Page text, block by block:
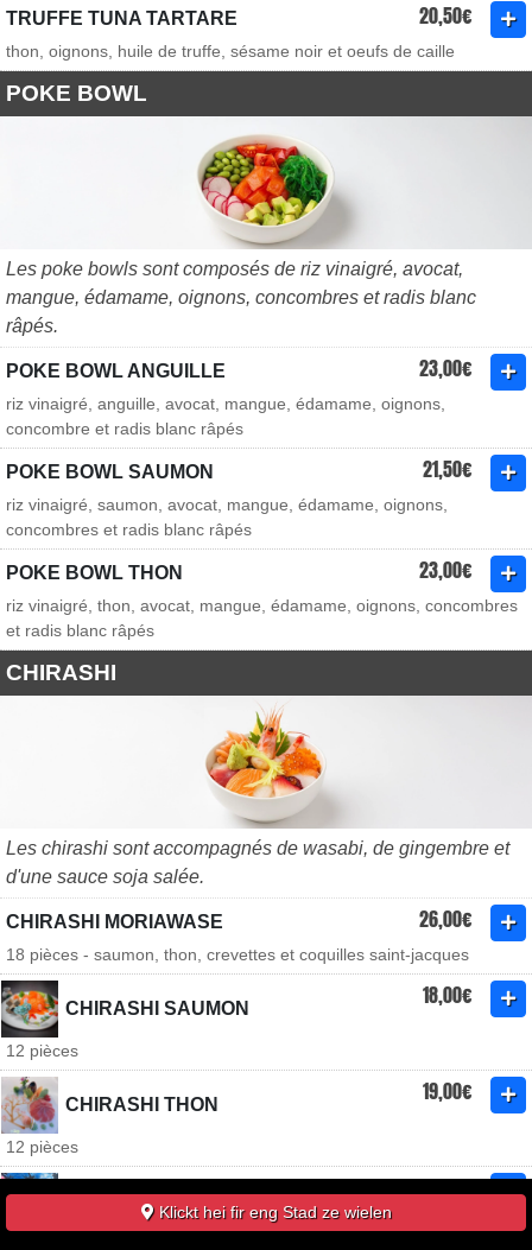
TRUFFE TUNA TARTARE 20,50€
thon, oignons, huile de truffe, sésame noir et oeufs de caille
POKE BOWL
Les poke bowls sont composés de riz vinaigré, avocat,
mangue, édamame, oignons, concombres et radis blanc
râpés.
POKE BOWL ANGUILLE 23,00€
riz vinaigré, anguille, avocat, mangue, édamame, oignons,
concombre et radis blanc râpés
POKE BOWL SAUMON 21,50€
riz vinaigré, saumon, avocat, mangue, édamame, oignons,
concombres et radis blanc râpés
POKE BOWL THON 23,00€
riz vinaigré, thon, avocat, mangue, édamame, oignons, concombres
et radis blanc râpés
CHIRASHI
Les chirashi sont accompagnés de wasabi, de gingembre et
d'une sauce soja salée.
CHIRASHI MORIAWASE 26,00€
18 pièces - saumon, thon, crevettes et coquilles saint-jacques
CHIRASHI SAUMON 18,00€
12 pièces
CHIRASHI THON 19,00€
12 pièces
CHIRASHI VÉGAN 16,50€
Klickt hei fir eng Stad ze wielen